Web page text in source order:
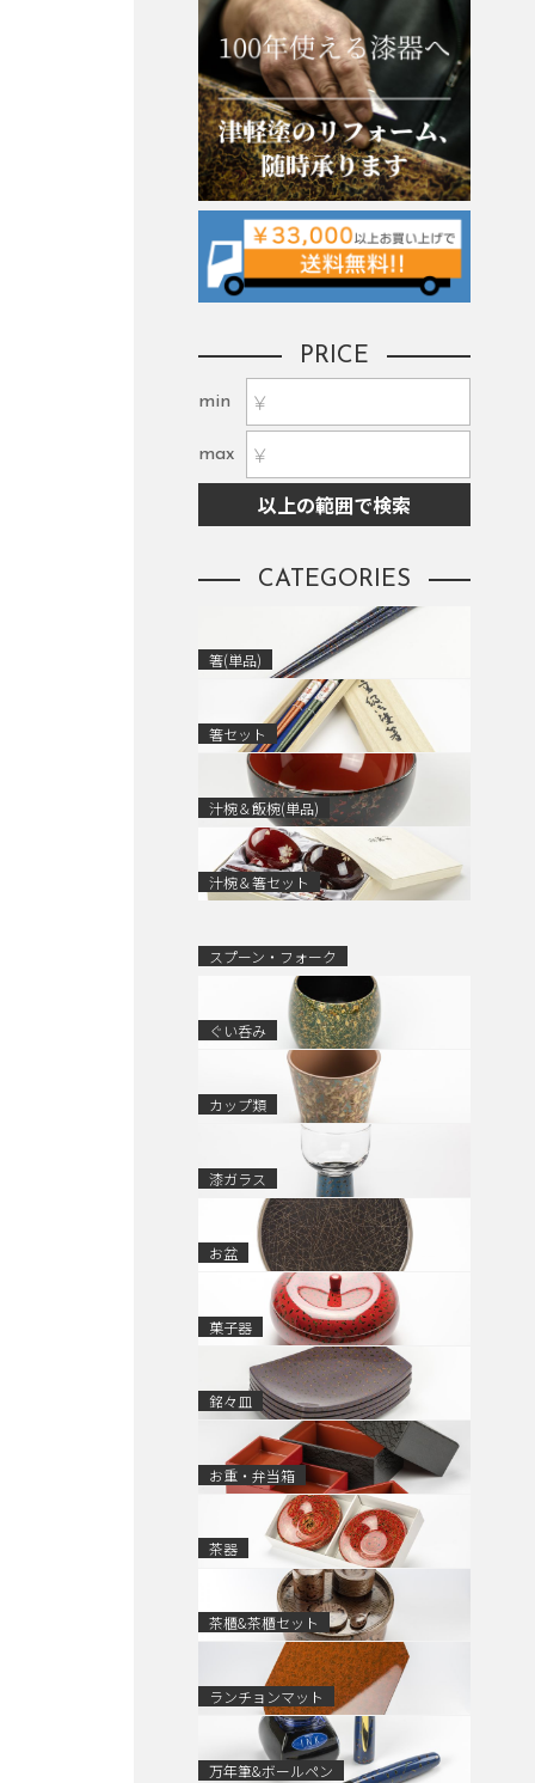
PRICE
min
max
以上の範囲で検索
CATEGORIES
箸(単品)
箸セット
汁椀＆飯椀(単品)
汁椀＆箸セット
スプーン・フォーク
ぐい呑み
カップ類
漆ガラス
お盆
菓子器
銘々皿
お重・弁当箱
茶器
茶櫃&茶櫃セット
ランチョンマット
万年筆&ボールペン